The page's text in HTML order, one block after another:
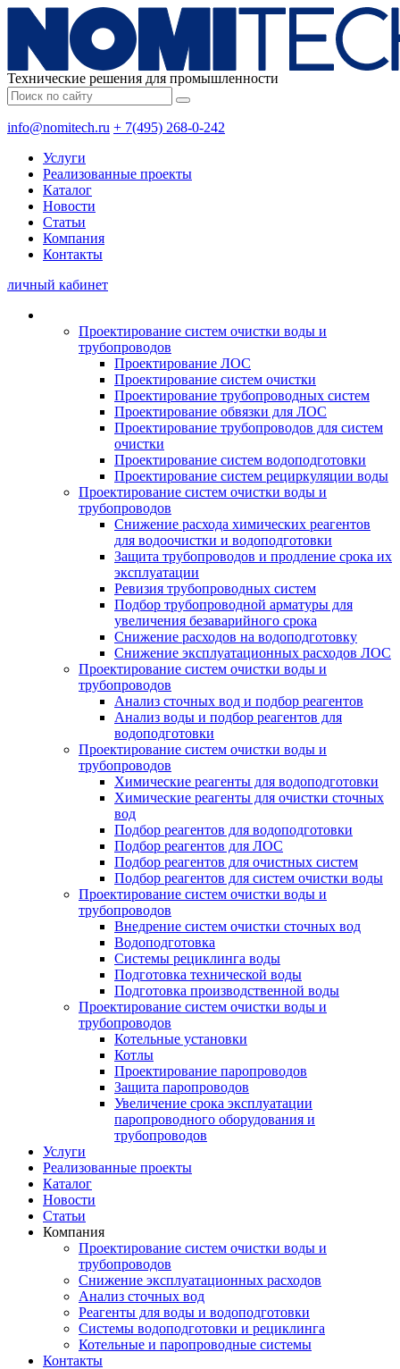
Технические решения для промышленности
info@nomitech.ru + 7(495) 268-0-242
Услуги
Реализованные проекты
Каталог
Новости
Статьи
Компания
Контакты
личный кабинет
Проектирование систем очистки воды и
трубопроводов
Проектирование ЛОС
Проектирование систем очистки
Проектирование трубопроводных систем
Проектирование обвязки для ЛОС
Проектирование трубопроводов для систем
очистки
Проектирование систем водоподготовки
Проектирование систем рециркуляции воды
Проектирование систем очистки воды и
трубопроводов
Снижение расхода химических реагентов
для водоочистки и водоподготовки
Защита трубопроводов и продление срока их
эксплуатации
Ревизия трубопроводных систем
Подбор трубопроводной арматуры для
увеличения безаварийного срока
Снижение расходов на водоподготовку
Снижение эксплуатационных расходов ЛОС
Проектирование систем очистки воды и
трубопроводов
Анализ сточных вод и подбор реагентов
Анализ воды и подбор реагентов для
водоподготовки
Проектирование систем очистки воды и
трубопроводов
Химические реагенты для водоподготовки
Химические реагенты для очистки сточных
вод
Подбор реагентов для водоподготовки
Подбор реагентов для ЛОС
Подбор реагентов для очистных систем
Подбор реагентов для систем очистки воды
Проектирование систем очистки воды и
трубопроводов
Внедрение систем очистки сточных вод
Водоподготовка
Системы рециклинга воды
Подготовка технической воды
Подготовка производственной воды
Проектирование систем очистки воды и
трубопроводов
Котельные установки
Котлы
Проектирование паропроводов
Защита паропроводов
Увеличение срока эксплуатации
паропроводного оборудования и
трубопроводов
Услуги
Реализованные проекты
Каталог
Новости
Статьи
Компания
Проектирование систем очистки воды и
трубопроводов
Снижение эксплуатационных расходов
Анализ сточных вод
Реагенты для воды и водоподготовки
Системы водоподготовки и рециклинга
Котельные и паропроводные системы
Контакты